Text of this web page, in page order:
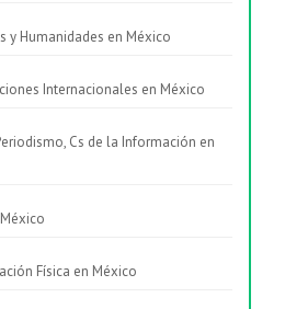
y Humanidades en México
Internacionales en México
Cs de la Información en
Física en México